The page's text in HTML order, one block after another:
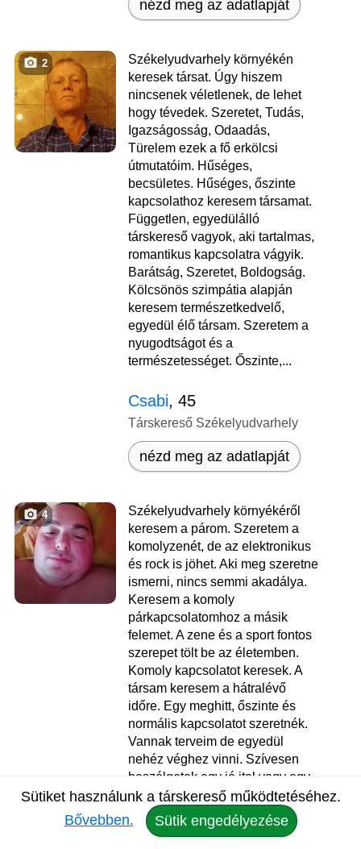
nézd meg az adatlapját
2
Székelyudvarhely környékén
keresek társat. Úgy hiszem
nincsenek véletlenek, de lehet
hogy tévedek. Szeretet, Tudás,
Igazságosság, Odaadás,
Türelem ezek a fő erkölcsi
útmutatóim. Hűséges,
becsületes. Hűséges, őszinte
kapcsolathoz keresem társamat.
Független, egyedülálló
társkereső vagyok, aki tartalmas,
romantikus kapcsolatra vágyik.
Barátság, Szeretet, Boldogság.
Kölcsönös szimpátia alapján
keresem természetkedvelő,
egyedül élő társam. Szeretem a
nyugodtságot és a
természetességet. Őszinte,...
Csabi, 45
Társkereső Székelyudvarhely
nézd meg az adatlapját
4
Székelyudvarhely környékéről
keresem a párom. Szeretem a
komolyzenét, de az elektronikus
és rock is jöhet. Aki meg szeretne
ismerni, nincs semmi akadálya.
Keresem a komoly
párkapcsolatomhoz a másik
felemet. A zene és a sport fontos
szerepet tölt be az életemben.
Komoly kapcsolatot keresek. A
társam keresem a hátralévő
időre. Egy meghitt, őszinte és
normális kapcsolatot szeretnék.
Vannak terveim de egyedül
nehéz véghez vinni. Szívesen
beszélgetek egy jó ital vagy egy
kávé mellett. Komoly...
Koko, 38
Sütiket használunk a társkereső működtetéséhez.
Bővebben.
Sütik engedélyezése